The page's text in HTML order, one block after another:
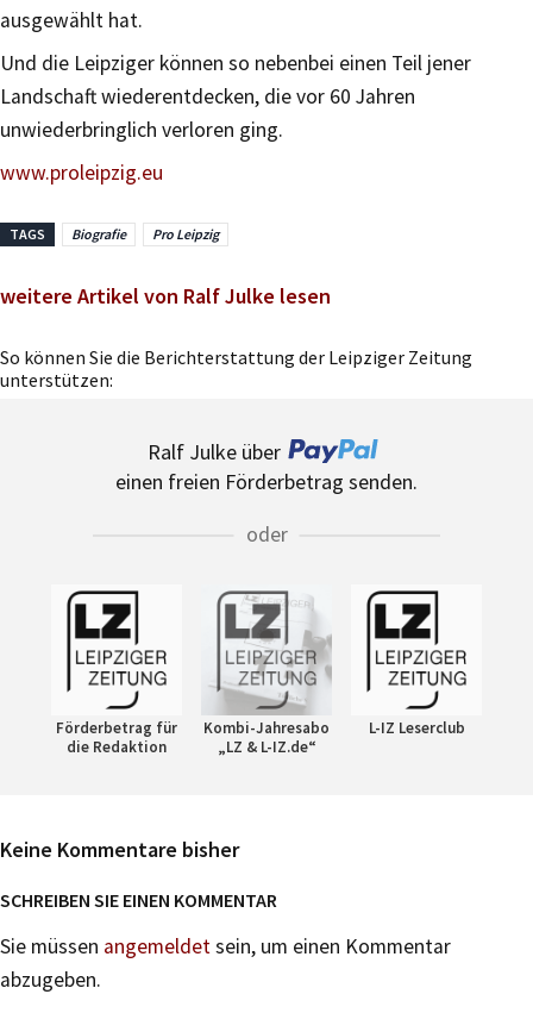
ausgewählt hat.
Und die Leipziger können so nebenbei einen Teil jener
Landschaft wiederentdecken, die vor 60 Jahren
unwiederbringlich verloren ging.
www.proleipzig.eu
TAGS Biografie Pro Leipzig
weitere Artikel von Ralf Julke lesen
So können Sie die Berichterstattung der Leipziger Zeitung
unterstützen:
Ralf Julke über
einen freien Förderbetrag senden.
oder
Förderbetrag für
die Redaktion
Kombi-Jahresabo
„LZ & L-IZ.de“
L-IZ Leserclub
Keine Kommentare bisher
SCHREIBEN SIE EINEN KOMMENTAR
Sie müssen angemeldetsein, um einen Kommentar
abzugeben.